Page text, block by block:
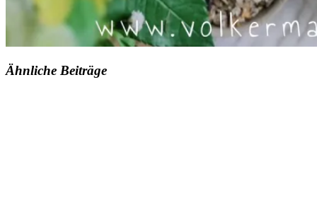
Ähnliche Beiträge